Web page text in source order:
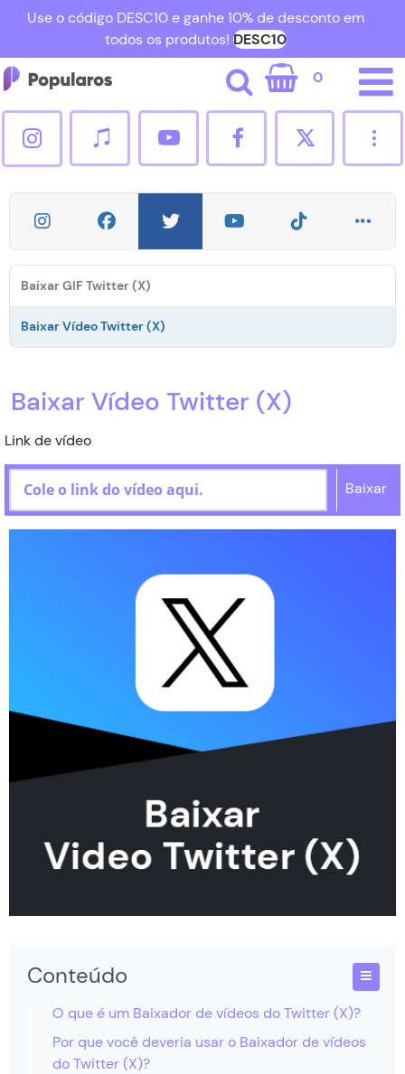
Use o código DESC10 e ganhe 10% de desconto em
todos os produtos! DESC10
0
[email protected]
Cadastrar
Curtidas Instagram
Contato
Baixar GIF Twitter (X)
Baixar Vídeo Twitter (X)
Baixar Vídeo Twitter (X)
Link de vídeo
Baixar
Conteúdo
O que é um Baixador de vídeos do Twitter (X)?
Por que você deveria usar o Baixador de vídeos
do Twitter (X)?